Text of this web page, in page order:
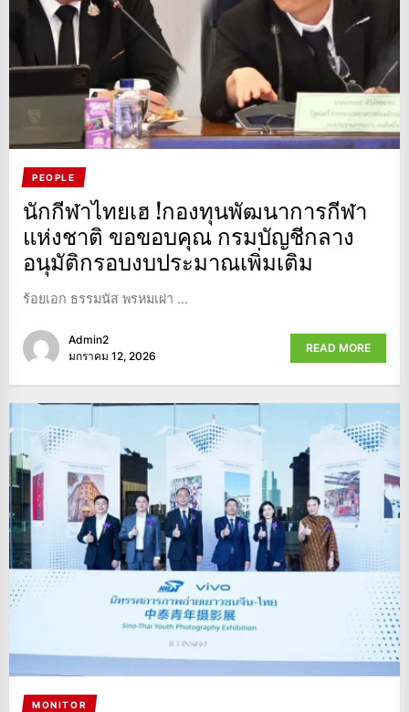
PEOPLE
นักกีฬาไทยเฮ !กองทุนพัฒนาการกีฬา
แห่งชาติ ขอขอบคุณ กรมบัญชีกลาง
อนุมัติกรอบงบประมาณเพิ่มเติม
ร้อยเอก ธรรมนัส พรหมเผ่า ...
Admin2
มกราคม 12, 2026
READ MORE
MONITOR